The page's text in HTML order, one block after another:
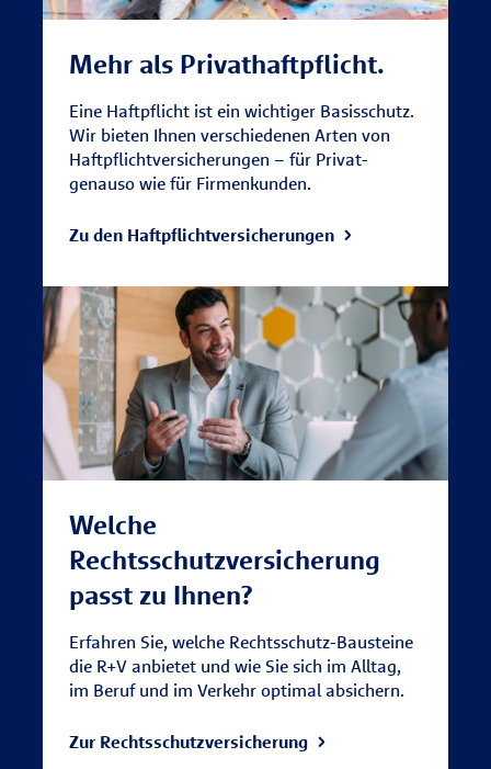
Mehr als Privathaftpflicht.
Eine Haftpflicht ist ein wichtiger Basisschutz.
Wir bieten Ihnen verschiedenen Arten von
Haftpflichtversicherungen – für Privat-
genauso wie für Firmenkunden.
Zu den Haftpflichtversicherungen
Welche
Rechtsschutzversicherung
passt zu Ihnen?
Erfahren Sie, welche Rechtsschutz-Bausteine
die R+V anbietet und wie Sie sich im Alltag,
im Beruf und im Verkehr optimal absichern.
Zur Rechtsschutzversicherung